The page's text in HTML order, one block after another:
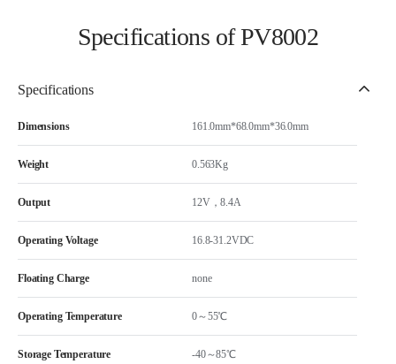
Specifications of PV8002
Specifications
Dimensions 161.0mm*68.0mm*36.0mm
Weight 0.563Kg
Output 12V，8.4A
Operating Voltage 16.8-31.2VDC
Floating Charge none
Operating Temperature 0～55℃
Storage Temperature -40～85℃